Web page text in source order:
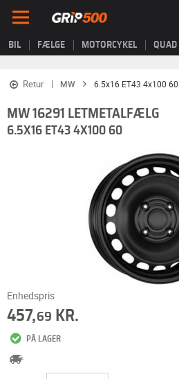
BIL FÆLGE MOTORCYKEL QUAD
Retur MW 6.5x16 ET43 4x100 60
MW 16291 LETMETALFÆLG
6.5X16 ET43 4X100 60
Enhedspris
457,69 KR.
PÅ LAGER